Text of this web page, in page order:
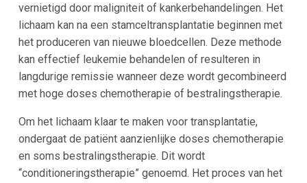
vernietigd door maligniteit of kankerbehandelingen. Het
lichaam kan na een stamceltransplantatie beginnen met
het produceren van nieuwe bloedcellen. Deze methode
kan effectief leukemie behandelen of resulteren in
langdurige remissie wanneer deze wordt gecombineerd
met hoge doses chemotherapie of bestralingstherapie.
Om het lichaam klaar te maken voor transplantatie,
ondergaat de patiënt aanzienlijke doses chemotherapie
en soms bestralingstherapie. Dit wordt
“conditioneringstherapie” genoemd. Het proces van het